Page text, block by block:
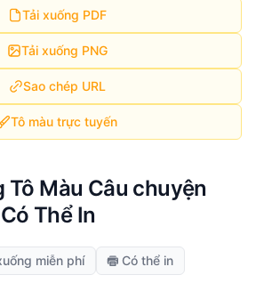
Tải xuống PDF
Tải xuống PNG
Sao chép URL
Tô màu trực tuyến
Tô Màu Câu chuyện
Thể In
miễn phí Có thể in